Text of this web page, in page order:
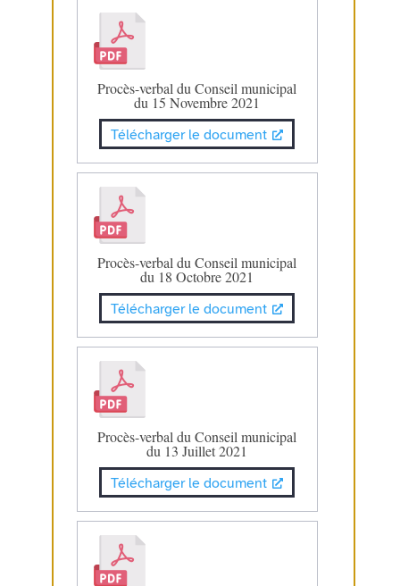
Procès-verbal du Conseil municipal
du 15 Novembre 2021
Télécharger le document
Procès-verbal du Conseil municipal
du 18 Octobre 2021
Télécharger le document
Procès-verbal du Conseil municipal
du 13 Juillet 2021
Télécharger le document